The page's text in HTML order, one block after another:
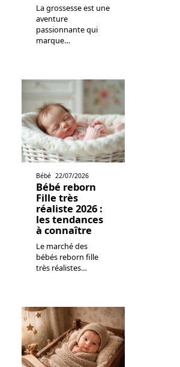
La grossesse est une
aventure
passionnante qui
marque…
Bébé 22/07/2026
Bébé reborn
Fille très
réaliste 2026 :
les tendances
à connaître
Le marché des
bébés reborn fille
très réalistes…